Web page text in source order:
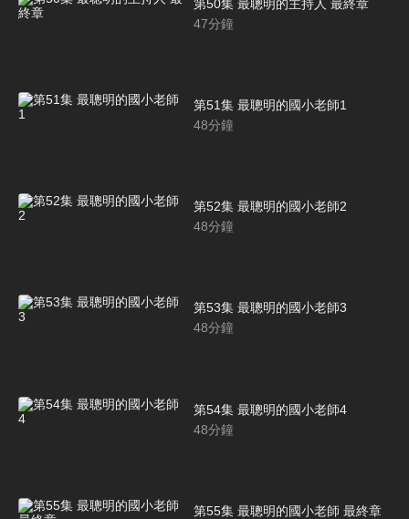
第50集 最聰明的主持人 最終章
47分鐘
第51集 最聰明的國小老師1
48分鐘
第52集 最聰明的國小老師2
48分鐘
第53集 最聰明的國小老師3
48分鐘
第54集 最聰明的國小老師4
48分鐘
第55集 最聰明的國小老師 最終章